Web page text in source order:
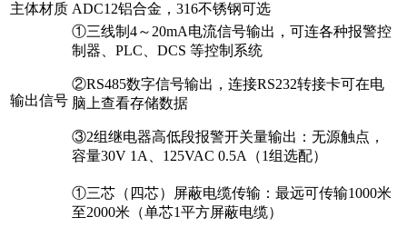
主体材质 ADC12铝合金，316不锈钢可选
输出信号
①三线制4～20mA电流信号输出，可连各种报警控
制器、PLC、DCS 等控制系统
②RS485数字信号输出，连接RS232转接卡可在电
脑上查看存储数据
③2组继电器高低段报警开关量输出：无源触点，
容量30V 1A、125VAC 0.5A（1组选配）
①三芯（四芯）屏蔽电缆传输：最远可传输1000米
至2000米（单芯1平方屏蔽电缆）